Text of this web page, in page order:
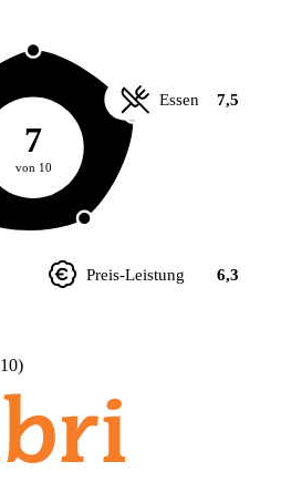
7
von 10
Essen 7,5
Preis-Leistung 6,3